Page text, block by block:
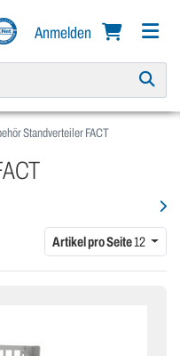
Anmelden
Standverteiler FACT
Artikel pro Seite12